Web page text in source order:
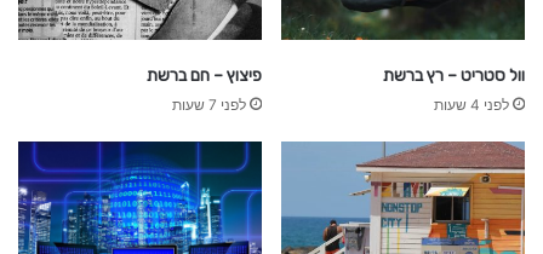
וול סטריט – רץ ברשת
לפני 4 שעות
פיצוץ – חם ברשת
לפני 7 שעות